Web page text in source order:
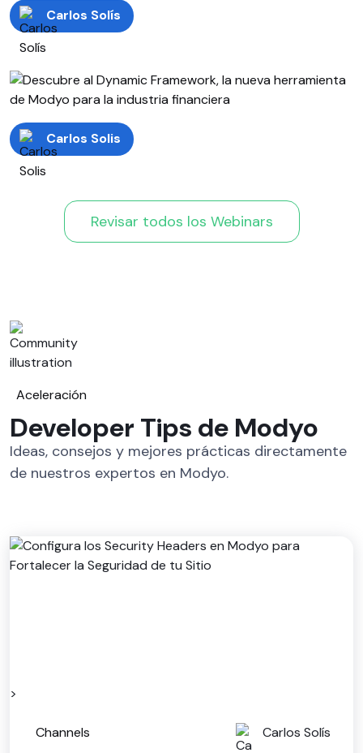
Carlos Solís
Carlos Solis
Revisar todos los Webinars
Aceleración
Developer Tips de Modyo
Ideas, consejos y mejores prácticas directamente
de nuestros expertos en Modyo.
>
Channels Carlos Solís